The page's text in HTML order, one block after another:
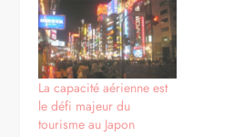
La capacité aérienne est
le défi majeur du
tourisme au Japon